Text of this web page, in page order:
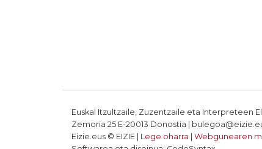
Euskal Itzultzaile, Zuzentzaile eta Interpreteen
Zemoria 25 E-20013 Donostia | bulegoa@eizie.eus
Eizie.eus © EIZIE | Lege oharra | Webgunearen